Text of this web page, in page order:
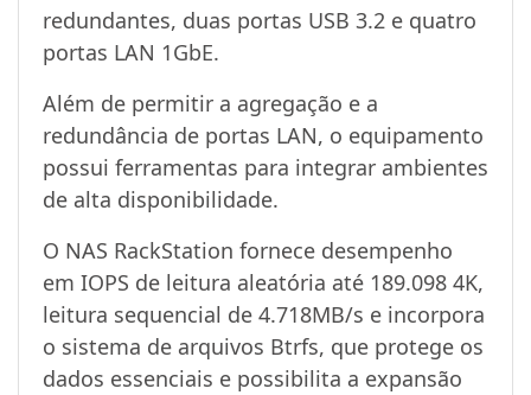
redundantes, duas portas USB 3.2 e quatro
portas LAN 1GbE.
Além de permitir a agregação e a
redundância de portas LAN, o equipamento
possui ferramentas para integrar ambientes
de alta disponibilidade.
O NAS RackStation fornece desempenho
em IOPS de leitura aleatória até 189.098 4K,
leitura sequencial de 4.718MB/s e incorpora
o sistema de arquivos Btrfs, que protege os
dados essenciais e possibilita a expansão